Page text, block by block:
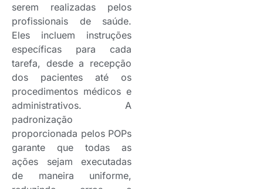
serem realizadas pelos
profissionais de saúde.
Eles incluem instruções
específicas para cada
tarefa, desde a recepção
dos pacientes até os
procedimentos médicos e
administrativos. A
padronização
proporcionada pelos POPs
garante que todas as
ações sejam executadas
de maneira uniforme,